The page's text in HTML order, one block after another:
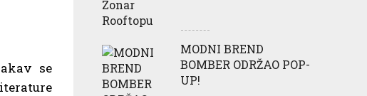
se
MODNI BREND
BOMBER ODRŽAO POP-
UP!